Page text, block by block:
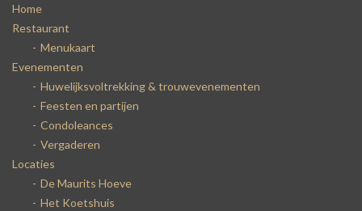
Home
Restaurant
Menukaart
Evenementen
Huwelijksvoltrekking & trouwevenementen
Feesten en partijen
Condoleances
Vergaderen
Locaties
De Maurits Hoeve
Het Koetshuis